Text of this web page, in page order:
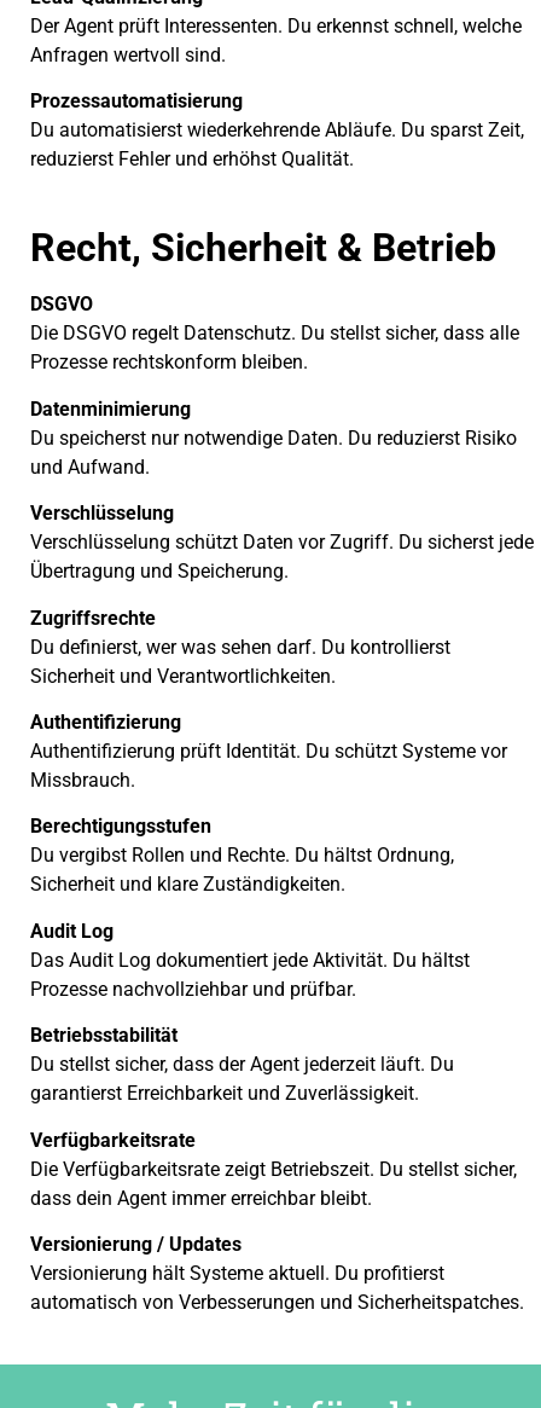
Der Agent prüft Interessenten. Du erkennst schnell, welche
Anfragen wertvoll sind.
Prozessautomatisierung
Du automatisierst wiederkehrende Abläufe. Du sparst Zeit,
reduzierst Fehler und erhöhst Qualität.
Recht, Sicherheit & Betrieb
DSGVO
Die DSGVO regelt Datenschutz. Du stellst sicher, dass alle
Prozesse rechtskonform bleiben.
Datenminimierung
Du speicherst nur notwendige Daten. Du reduzierst Risiko
und Aufwand.
Verschlüsselung
Verschlüsselung schützt Daten vor Zugriff. Du sicherst jede
Übertragung und Speicherung.
Zugriffsrechte
Du definierst, wer was sehen darf. Du kontrollierst
Sicherheit und Verantwortlichkeiten.
Authentifizierung
Authentifizierung prüft Identität. Du schützt Systeme vor
Missbrauch.
Berechtigungsstufen
Du vergibst Rollen und Rechte. Du hältst Ordnung,
Sicherheit und klare Zuständigkeiten.
Audit Log
Das Audit Log dokumentiert jede Aktivität. Du hältst
Prozesse nachvollziehbar und prüfbar.
Betriebsstabilität
Du stellst sicher, dass der Agent jederzeit läuft. Du
garantierst Erreichbarkeit und Zuverlässigkeit.
Verfügbarkeitsrate
Die Verfügbarkeitsrate zeigt Betriebszeit. Du stellst sicher,
dass dein Agent immer erreichbar bleibt.
Versionierung / Updates
Versionierung hält Systeme aktuell. Du profitierst
automatisch von Verbesserungen und Sicherheitspatches.